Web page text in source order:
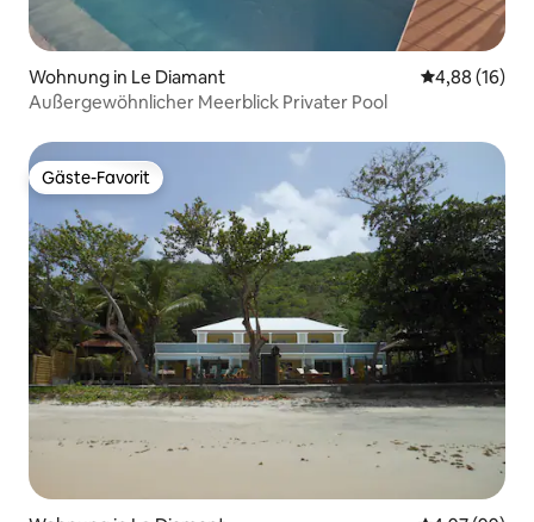
Wohnung in Le Diamant
4,88 (16)
Außergewöhnlicher Meerblick Privater Pool
Gäste-Favorit
Gäste-Favorit